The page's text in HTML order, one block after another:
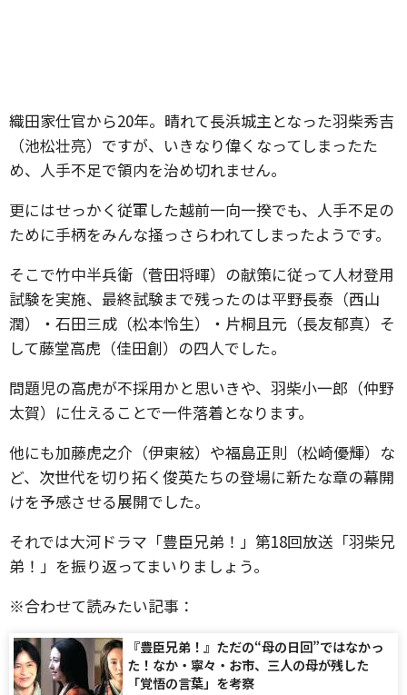
織田家仕官から20年。晴れて長浜城主となった羽柴秀吉
（池松壮亮）ですが、いきなり偉くなってしまったた
め、人手不足で領内を治め切れません。
更にはせっかく従軍した越前一向一揆でも、人手不足の
ために手柄をみんな掻っさらわれてしまったようです。
そこで竹中半兵衛（菅田将暉）の献策に従って人材登用
試験を実施、最終試験まで残ったのは平野長泰（西山
潤）・石田三成（松本怜生）・片桐且元（長友郁真）そ
して藤堂高虎（佳田創）の四人でした。
問題児の高虎が不採用かと思いきや、羽柴小一郎（仲野
太賀）に仕えることで一件落着となります。
他にも加藤虎之介（伊東絃）や福島正則（松崎優輝）な
ど、次世代を切り拓く俊英たちの登場に新たな章の幕開
けを予感させる展開でした。
それでは大河ドラマ「豊臣兄弟！」第18回放送「羽柴兄
弟！」を振り返ってまいりましょう。
※合わせて読みたい記事：
『豊臣兄弟！』ただの“母の日回”ではなかっ
た！なか・寧々・お市、三人の母が残した
「覚悟の言葉」を考察